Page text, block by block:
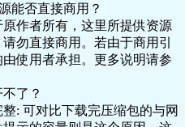
切都用AI搞定！_1.mp4
教自己的专属导师
计划，年计划，做高效
动，快速出导图不是
能否直接商用？
作者所有，这里所提供资源
勿直接商用。若由于商用引
使用者承担。更多说明请参
了？
: 可对比下载完压缩包的与网